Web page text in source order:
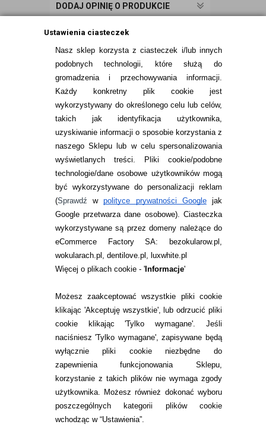
Ustawienia ciasteczek
Nasz sklep korzysta z ciasteczek i/lub innych
podobnych technologii, które służą do
gromadzenia i przechowywania informacji.
Każdy konkretny plik cookie jest
wykorzystywany do określonego celu lub celów,
takich jak identyfikacja użytkownika,
uzyskiwanie informacji o sposobie korzystania z
naszego Sklepu lub w celu spersonalizowania
wyświetlanych treści.
Pliki cookie/podobne
technologie/dane osobowe użytkowników mogą
być wykorzystywane do personalizacji reklam
(Sprawdźwpolityce prywatności Googlejak
Google przetwarza dane osobowe). Ciasteczka
wykorzystywane są przez domeny należące do
eCommerce Factory SA: bezokularow.pl,
wokularach.pl, dentilove.pl, luxwhite.pl
Więcej o plikach cookie - 'Informacje'
Możesz zaakceptować wszystkie pliki cookie
klikając 'Akceptuję wszystkie', lub odrzucić pliki
cookie klikając 'Tylko wymagane'. Jeśli
naciśniesz 'Tylko wymagane', zapisywane będą
wyłącznie pliki cookie niezbędne do
zapewnienia funkcjonowania Sklepu,
korzystanie z takich plików nie wymaga zgody
użytkownika. Możesz również dokonać wyboru
poszczególnych kategorii plików cookie
wchodząc w “Ustawienia”.
DODAJ OPINIĘ O PRODUKCIE
INFORMACJE KONTAKTOWE
JAK ZAMAWIAĆ?
ZWROTY I REKLAMACJA
WARUNKI ZAKUPÓW
RANKINGI SOCZEWEK
SOCZEWKI KOLOROWE
Zwrot (odstąpienie od umowy)
ZMIEŃ USTAWIENIA ZGODY NA CIASTECZKA
KONTAKT
telefon:
22 113 44 42
telefon:
732 08 08 72